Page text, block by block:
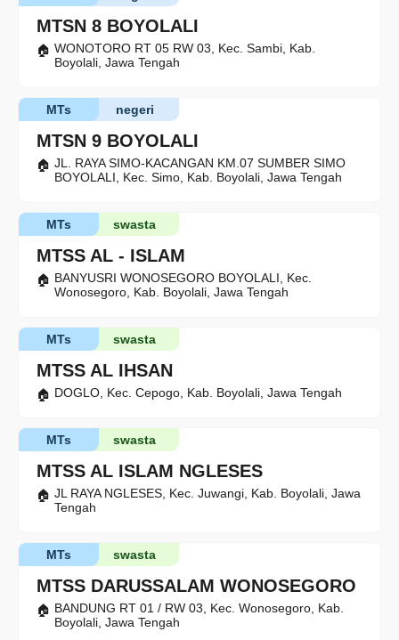
MTSN 8 BOYOLALI
WONOTORO RT 05 RW 03, Kec. Sambi, Kab.
Boyolali, Jawa Tengah
MTSN 9 BOYOLALI
negeri
MTs
JL. RAYA SIMO-KACANGAN KM.07 SUMBER SIMO
BOYOLALI, Kec. Simo, Kab. Boyolali, Jawa Tengah
MTSS AL - ISLAM
swasta
MTs
BANYUSRI WONOSEGORO BOYOLALI, Kec.
Wonosegoro, Kab. Boyolali, Jawa Tengah
MTSS AL IHSAN
swasta
MTs
DOGLO, Kec. Cepogo, Kab. Boyolali, Jawa Tengah
MTSS AL ISLAM NGLESES
swasta
MTs
JL RAYA NGLESES, Kec. Juwangi, Kab. Boyolali, Jawa
Tengah
MTSS DARUSSALAM WONOSEGORO
swasta
MTs
BANDUNG RT 01 / RW 03, Kec. Wonosegoro, Kab.
Boyolali, Jawa Tengah